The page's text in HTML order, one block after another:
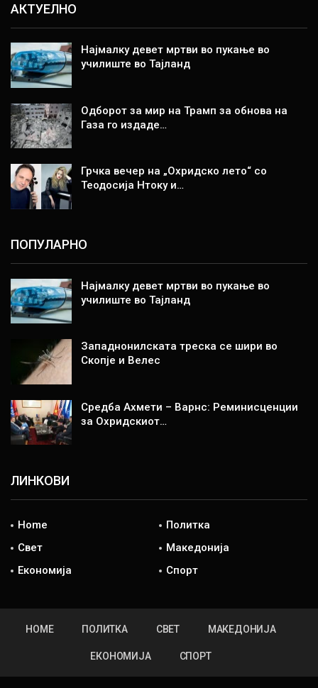
АКТУЕЛНО
Најмалку девет мртви во пукање во
училиште во Тајланд
Одборот за мир на Трамп за обнова на
Газа го издаде…
Грчка вечер на „Охридско лето“ со
Теодосија Нтоку и…
ПОПУЛАРНО
Најмалку девет мртви во пукање во
училиште во Тајланд
Западнонилската треска се шири во
Скопје и Велес
Средба Ахмети – Варнс: Реминисценции
за Охридскиот…
ЛИНКОВИ
Home
Политка
Свет
Македонија
Економија
Спорт
HOME ПОЛИТКА СВЕТ МАКЕДОНИЈА
ЕКОНОМИЈА СПОРТ